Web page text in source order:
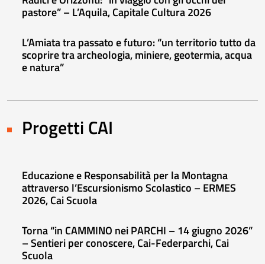
pastore” – L’Aquila, Capitale Cultura 2026
L’Amiata tra passato e futuro: “un territorio tutto da
scoprire tra archeologia, miniere, geotermia, acqua
e natura”
Progetti CAI
Educazione e Responsabilità per la Montagna
attraverso l’Escursionismo Scolastico – ERMES
2026, Cai Scuola
Torna “in CAMMINO nei PARCHI – 14 giugno 2026”
– Sentieri per conoscere, Cai-Federparchi, Cai
Scuola